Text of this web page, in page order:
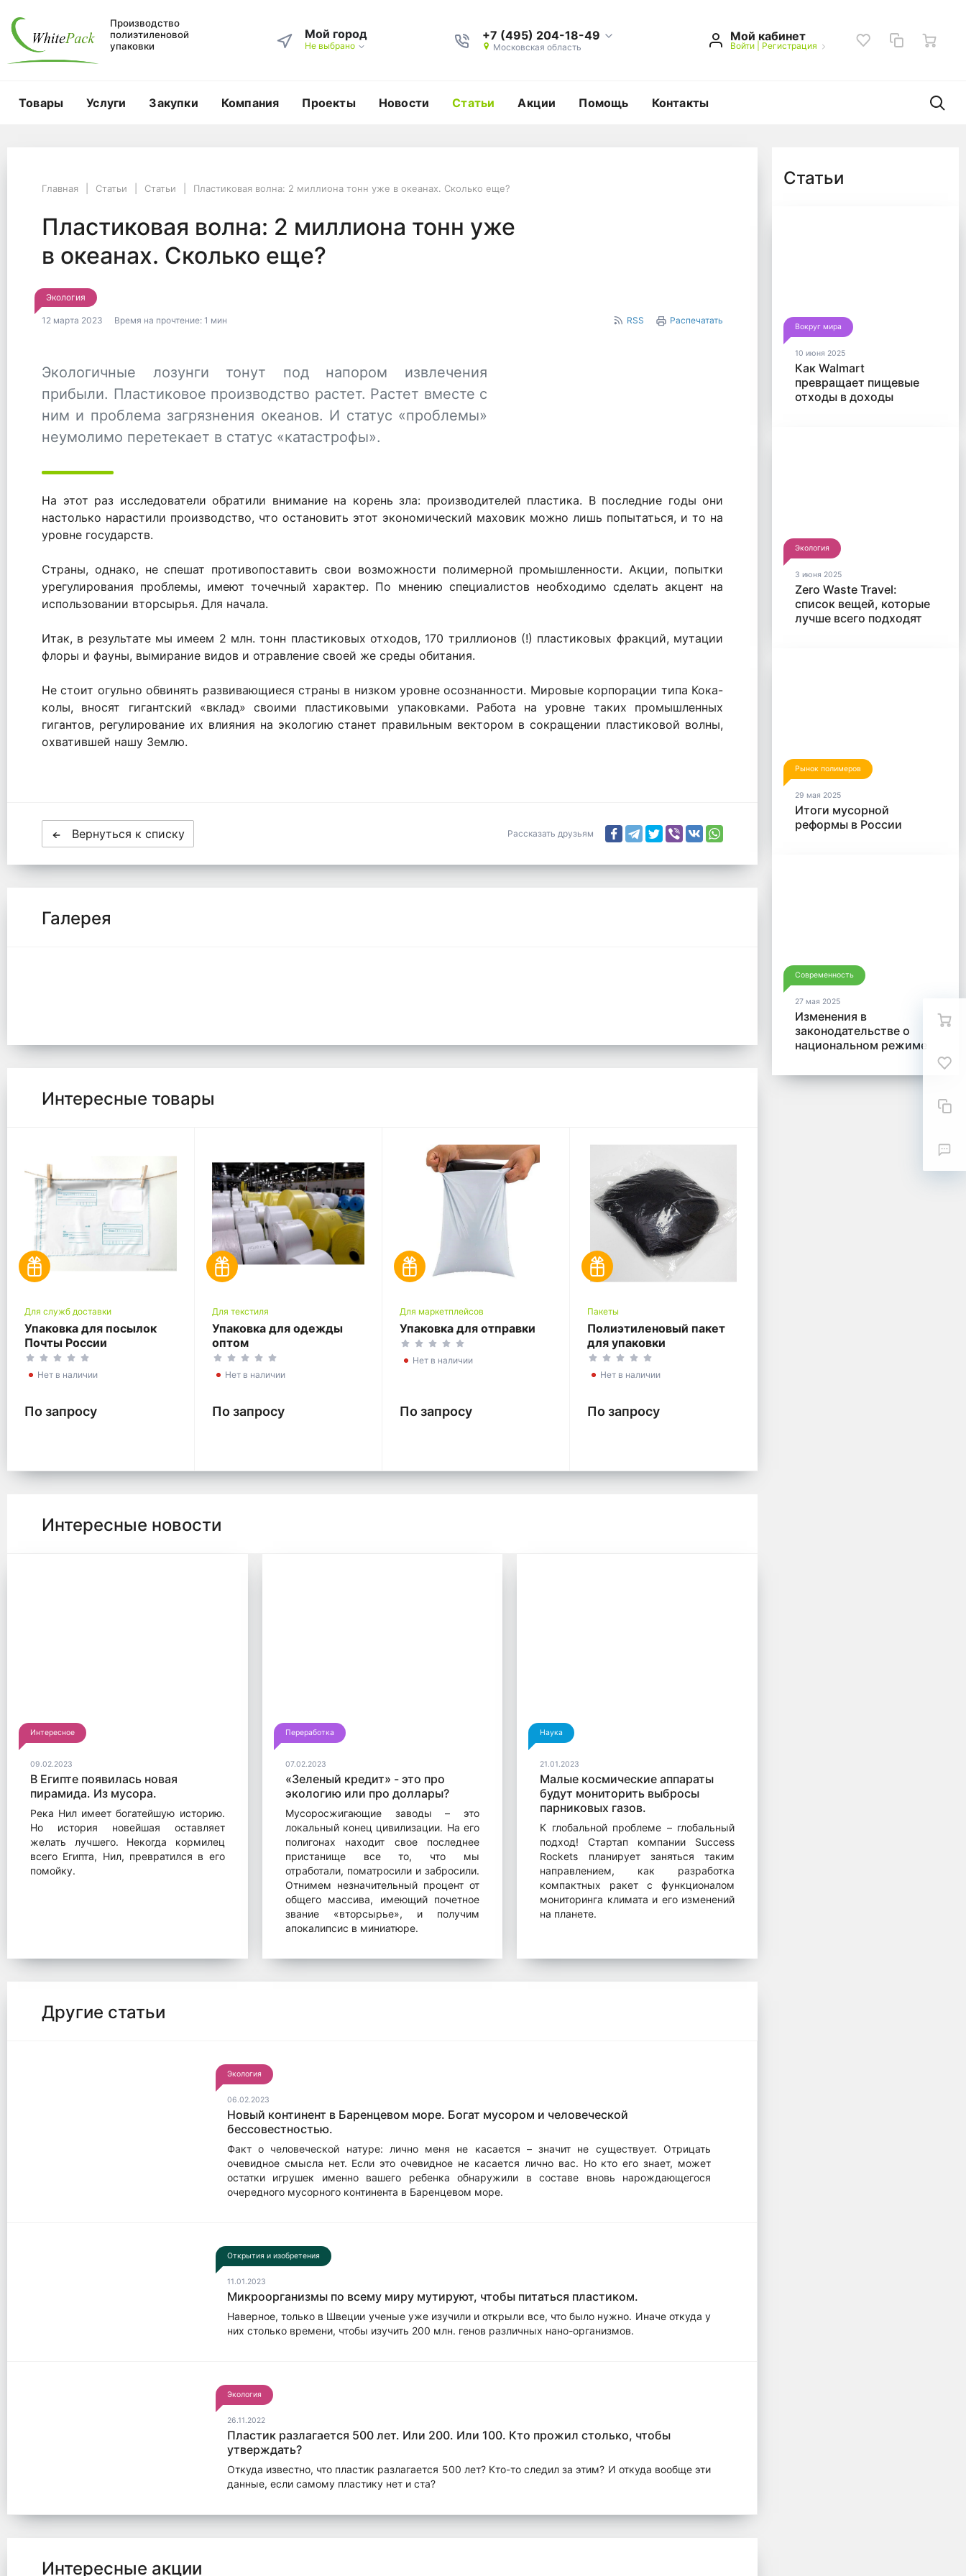
Производство
полиэтиленовой
упаковки
Мой город
Не выбрано
+7 (495) 204-18-49
Московская область
Мой кабинет
Войти| Регистрация
Товары Услуги Закупки Компания Проекты Новости Статьи Акции Помощь Контакты
Пластиковая волна: 2 миллиона тонн уже в океанах. Сколько еще?
Пластиковая волна: 2 миллиона тонн уже в океанах. Сколько
Главная Статьи Статьи Пластиковая волна: 2 миллиона тонн уже в океанах. Сколько еще?
Пластиковая волна: 2 миллиона тонн уже
в океанах. Сколько еще?
Экология
12 марта 2023 Время на прочтение: 1 мин RSS Распечатать
Экологичные лозунги тонут под напором извлечения
прибыли. Пластиковое производство растет. Растет вместе с
ним и проблема загрязнения океанов. И статус «проблемы»
неумолимо перетекает в статус «катастрофы».
На этот раз исследователи обратили внимание на корень зла: производителей пластика. В последние годы они
настолько нарастили производство, что остановить этот экономический маховик можно лишь попытаться, и то на
уровне государств.
Страны, однако, не спешат противопоставить свои возможности полимерной промышленности. Акции, попытки
урегулирования проблемы, имеют точечный характер. По мнению специалистов необходимо сделать акцент на
использовании вторсырья. Для начала.
Итак, в результате мы имеем 2 млн. тонн пластиковых отходов, 170 триллионов (!) пластиковых фракций, мутации
флоры и фауны, вымирание видов и отравление своей же среды обитания.
Не стоит огульно обвинять развивающиеся страны в низком уровне осознанности. Мировые корпорации типа Кока-
колы, вносят гигантский «вклад» своими пластиковыми упаковками. Работа на уровне таких промышленных
гигантов, регулирование их влияния на экологию станет правильным вектором в сокращении пластиковой волны,
охватившей нашу Землю.
Вернуться к списку Рассказать друзьям
Галерея
Интересные товары
Для служб доставки
Упаковка для посылок
Почты России
Нет в наличии
По запросу
Для текстиля
Упаковка для одежды
оптом
Нет в наличии
По запросу
Для маркетплейсов
Упаковка для отправки
Нет в наличии
По запросу
Пакеты
Полиэтиленовый пакет
для упаковки
Нет в наличии
По запросу
Интересные новости
Интересное
09.02.2023
В Египте появилась новая
пирамида. Из мусора.
Река Нил имеет богатейшую историю.
Но история новейшая оставляет
желать лучшего. Некогда кормилец
всего Египта, Нил, превратился в его
помойку.
Переработка
07.02.2023
«Зеленый кредит» - это про
экологию или про доллары?
Мусоросжигающие заводы – это
локальный конец цивилизации. На его
полигонах находит свое последнее
пристанище все то, что мы
отработали, поматросили и забросили.
Отнимем незначительный процент от
общего массива, имеющий почетное
звание «вторсырье», и получим
апокалипсис в миниатюре.
Наука
21.01.2023
Малые космические аппараты
будут мониторить выбросы
парниковых газов.
К глобальной проблеме – глобальный
подход! Стартап компании Success
Rockets планирует заняться таким
направлением, как разработка
компактных ракет с функционалом
мониторинга климата и его изменений
на планете.
Другие статьи
Экология
06.02.2023
Новый континент в Баренцевом море. Богат мусором и человеческой
бессовестностью.
Факт о человеческой натуре: лично меня не касается – значит не существует. Отрицать
очевидное смысла нет. Если это очевидное не касается лично вас. Но кто его знает, может
остатки игрушек именно вашего ребенка обнаружили в составе вновь нарождающегося
очередного мусорного континента в Баренцевом море.
Открытия и изобретения
11.01.2023
Микроорганизмы по всему миру мутируют, чтобы питаться пластиком.
Наверное, только в Швеции ученые уже изучили и открыли все, что было нужно. Иначе откуда у
них столько времени, чтобы изучить 200 млн. генов различных нано-организмов.
Экология
26.11.2022
Пластик разлагается 500 лет. Или 200. Или 100. Кто прожил столько, чтобы
утверждать?
Откуда известно, что пластик разлагается 500 лет? Кто-то следил за этим? И откуда вообще эти
данные, если самому пластику нет и ста?
Интересные акции
Статьи
Вокруг мира
10 июня 2025
Как Walmart
превращает пищевые
отходы в доходы
Экология
3 июня 2025
Zero Waste Travel:
список вещей, которые
лучше всего подходят
Рынок полимеров
29 мая 2025
Итоги мусорной
реформы в России
Современность
27 мая 2025
Изменения в
законодательстве о
национальном режиме
№ 44-ФЗ в 2025 года